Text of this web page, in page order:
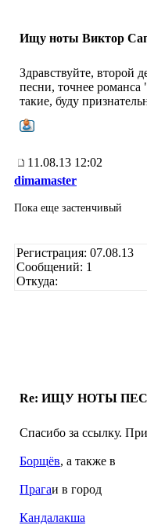
Ищу ноты Виктор
Здравствуйте, второй
песни, точнее
такие, буду
11.08.13 12:02
dimamaster
Пока еще застенчивый
Регистрация: 07.08.13
Сообщений: 1
Откуда:
Re: ИЩУ НОТЫ
Спасибо за ссылку.
Борщёв, а также в
Прагаи в город
Кандалакша